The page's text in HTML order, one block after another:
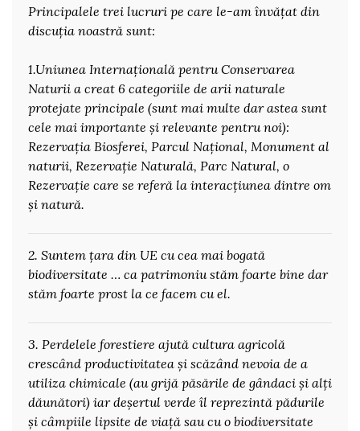
Principalele trei lucruri pe care le-am învățat din
discuția noastră sunt:
1.Uniunea Internațională pentru Conservarea
Naturii a creat 6 categoriile de arii naturale
protejate principale (sunt mai multe dar astea sunt
cele mai importante și relevante pentru noi):
Rezervația Biosferei, Parcul Național, Monument al
naturii, Rezervație Naturală, Parc Natural, o
Rezervație care se referă la interacțiunea dintre om
și natură.
2. Suntem țara din UE cu cea mai bogată
biodiversitate … ca patrimoniu stăm foarte bine dar
stăm foarte prost la ce facem cu el.
3. Perdelele forestiere ajută cultura agricolă
crescând productivitatea și scăzând nevoia de a
utiliza chimicale (au grijă păsările de gândaci și alți
dăunători) iar deșertul verde îl reprezintă pădurile
și câmpiile lipsite de viață sau cu o biodiversitate